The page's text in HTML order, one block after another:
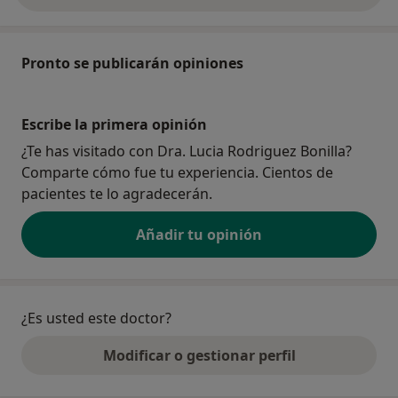
Pronto se publicarán opiniones
Escribe la primera opinión
¿Te has visitado con Dra. Lucia Rodriguez Bonilla?
Comparte cómo fue tu experiencia. Cientos de
pacientes te lo agradecerán.
Añadir tu opinión
¿Es usted este doctor?
Modificar o gestionar perfil